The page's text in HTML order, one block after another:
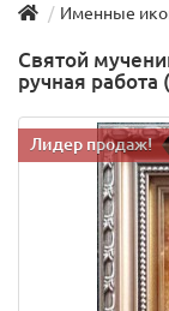
Именные
Святой
ручная работа
Лидер продаж!